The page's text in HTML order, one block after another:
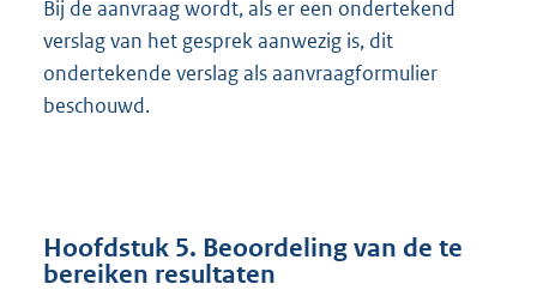
Bij de aanvraag wordt, als er een ondertekend
verslag van het gesprek aanwezig is, dit
ondertekende verslag als aanvraagformulier
beschouwd.
Hoofdstuk 5. Beoordeling van de te
bereiken resultaten